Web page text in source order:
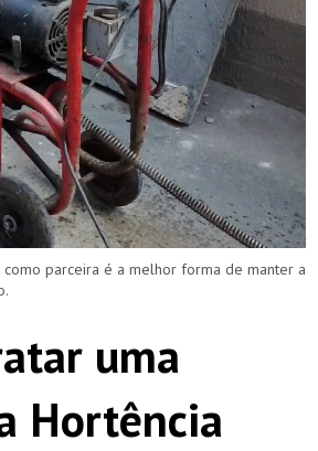
parceira é a melhor forma de manter a
uma
Hortência